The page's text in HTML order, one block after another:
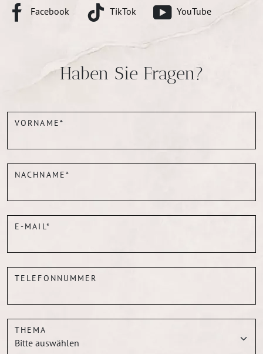
Facebook TikTok YouTube
Haben Sie Fragen?
VORNAME*
NACHNAME*
E-MAIL*
TELEFONNUMMER
THEMA